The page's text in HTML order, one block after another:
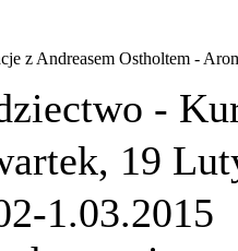
z Andreasem Ostholtem -
-
19